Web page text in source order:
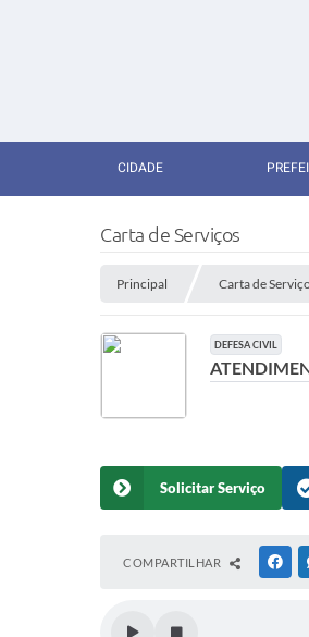
CIDADE
Carta de Serviços
Principal Carta de
DEFESA CIVIL
Solicitar Serviço
COMPARTILHAR